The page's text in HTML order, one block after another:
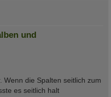
und
Wenn die Spalten seitlich zum
es seitlich halt